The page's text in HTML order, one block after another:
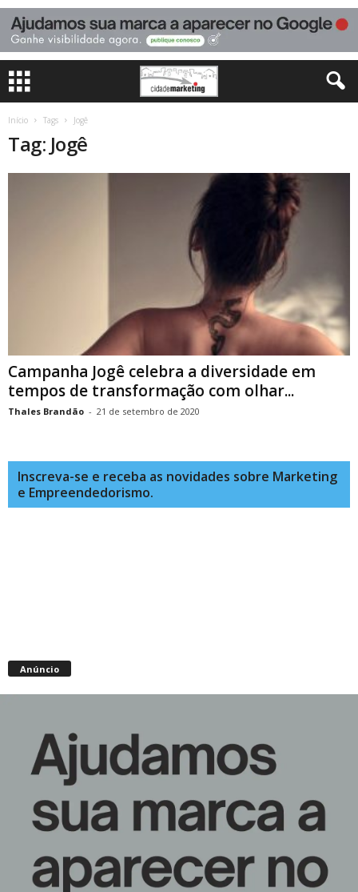
Início Tags Jogê
Tag: Jogê
Campanha Jogê celebra a diversidade em
tempos de transformação com olhar...
Thales Brandão - 21 de setembro de 2020
Inscreva-se e receba as novidades sobre Marketing
e Empreendedorismo.
Anúncio